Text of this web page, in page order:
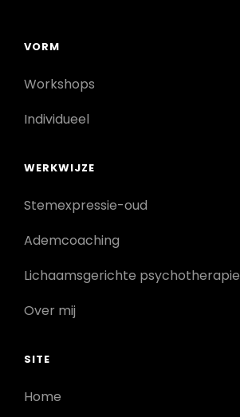
VORM
Workshops
Individueel
WERKWIJZE
Stemexpressie-oud
Ademcoaching
Lichaamsgerichte psychotherapie
Over mij
SITE
Home